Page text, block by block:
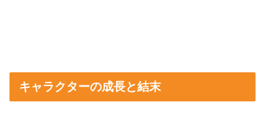
キャラクターの成長と結末